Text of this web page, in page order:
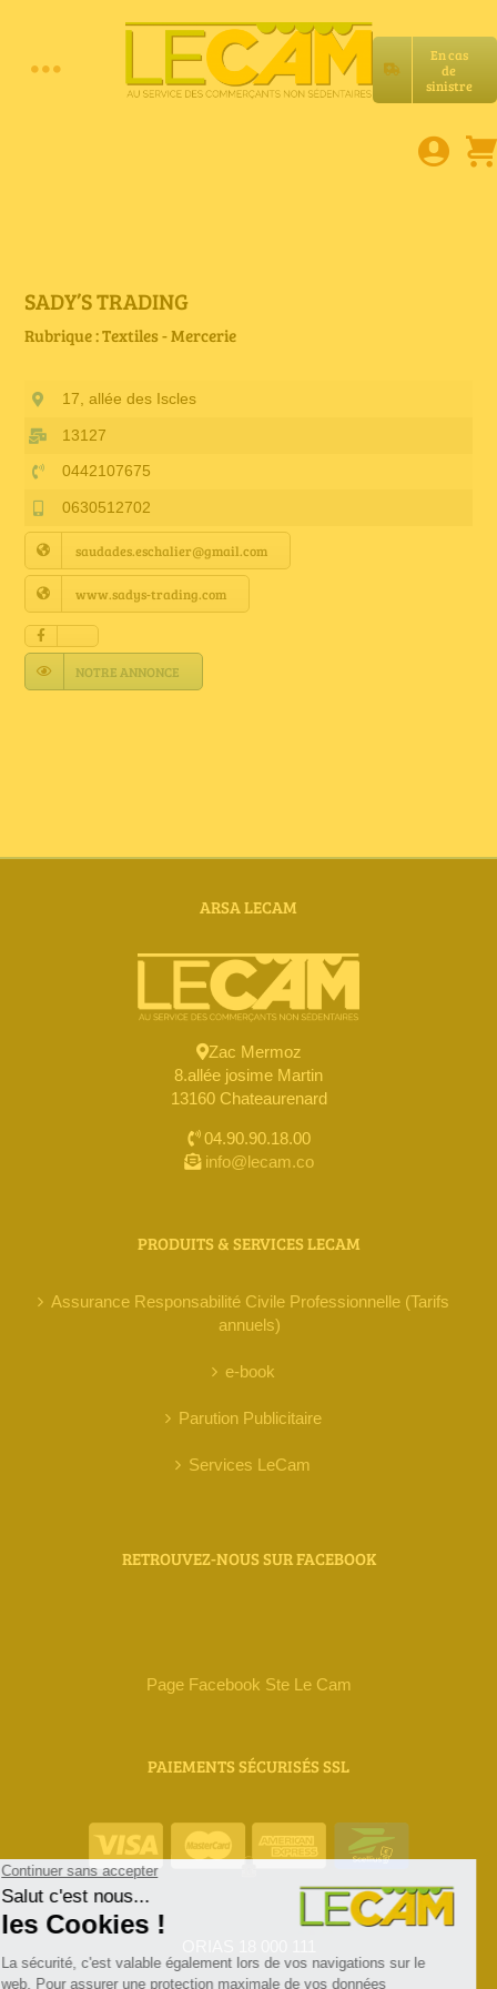
En cas
de
sinistre
Toggle
E-book
Petites annonces
Annuaire Fournisseurs
Actualités
Contact
SADY’S TRADING
Rubrique : Textiles - Mercerie
17, allée des Iscles
13127
0442107675
0630512702
saudades.eschalier@gmail.com
www.sadys-trading.com
NOTRE ANNONCE
ARSA LECAM
Zac Mermoz
8.allée josime Martin
13160 Chateaurenard
04.90.90.18.00
info@lecam.co
PRODUITS & SERVICES LECAM
Assurance Responsabilité Civile Professionnelle (Tarifs
annuels)
e-book
Parution Publicitaire
Services LeCam
RETROUVEZ-NOUS SUR FACEBOOK
Page Facebook Ste Le Cam
PAIEMENTS SÉCURISÉS SSL